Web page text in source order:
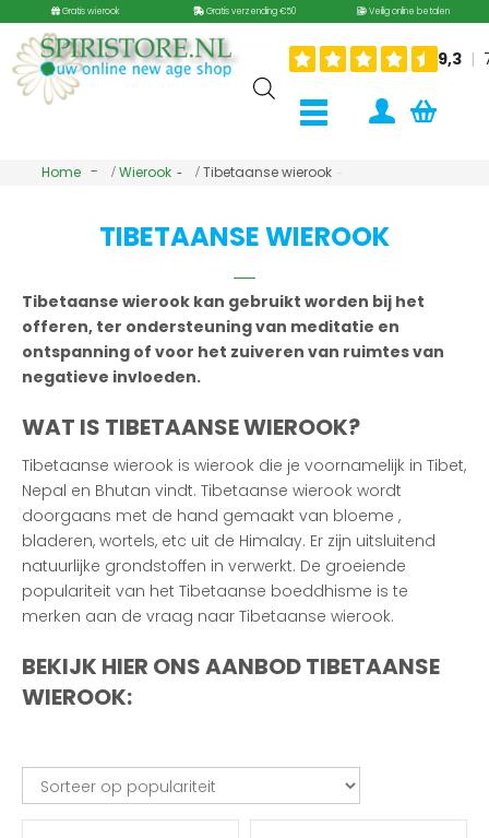
Gratis wierook Gratis verzending €50 Veilig online betalen
Home Wierook Tibetaanse wierook
TIBETAANSE WIEROOK
Tibetaanse wierook kan gebruikt worden bij het
offeren, ter ondersteuning van meditatie en
ontspanning of voor het zuiveren van ruimtes van
negatieve invloeden.
WAT IS TIBETAANSE WIEROOK?
Tibetaanse wierook is wierook die je voornamelijk in Tibet,
Nepal en Bhutan vindt. Tibetaanse wierook wordt
doorgaans met de hand gemaakt van bloeme ,
bladeren, wortels, etc uit de Himalay. Er zijn uitsluitend
natuurlijke grondstoffen in verwerkt. De groeiende
populariteit van het Tibetaanse boeddhisme is te
merken aan de vraag naar Tibetaanse wierook.
BEKIJK HIER ONS AANBOD TIBETAANSE
WIEROOK: